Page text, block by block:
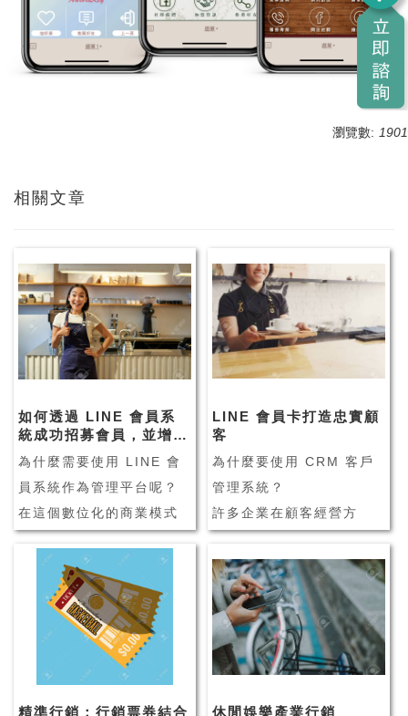
瀏覽數: 1901
相關文章
如何透過 LINE 會員系
統成功招募會員，並增加
來客數？
為什麼需要使用 LINE 會
員系統作為管理平台呢？
在這個數位化的商業模式
下，業者陸續面臨許多挑
戰，像是實體店家面臨的
銷售問題、新客難找導致
客流變少、同業競爭力提
升等問題。而網路的發達
讓消費者可以更輕易的上
LINE 會員卡打造忠實顧
客
為什麼要使用 CRM 客戶
管理系統？
許多企業在顧客經營方
面，會透過 CRM 客戶管
理系統輔助企業管理，並
維繫客戶之間的良好關
係。由此可見，CRM 客戶
關係管理系統在企業經營
管理上，正扮演著相當重
精準行銷：行銷票券結合 休閒娛樂產業行銷